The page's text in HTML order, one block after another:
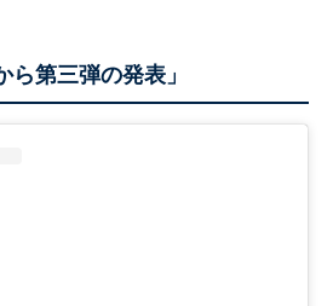
ら第三弾の発表」